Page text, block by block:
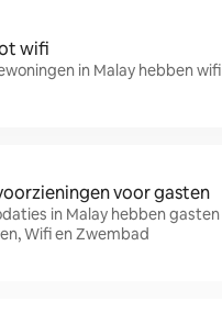
wifi
in Malay hebben wifi
voor gasten
in Malay hebben gasten
Wifi en Zwembad